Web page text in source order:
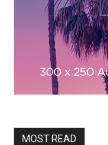
MOST READ